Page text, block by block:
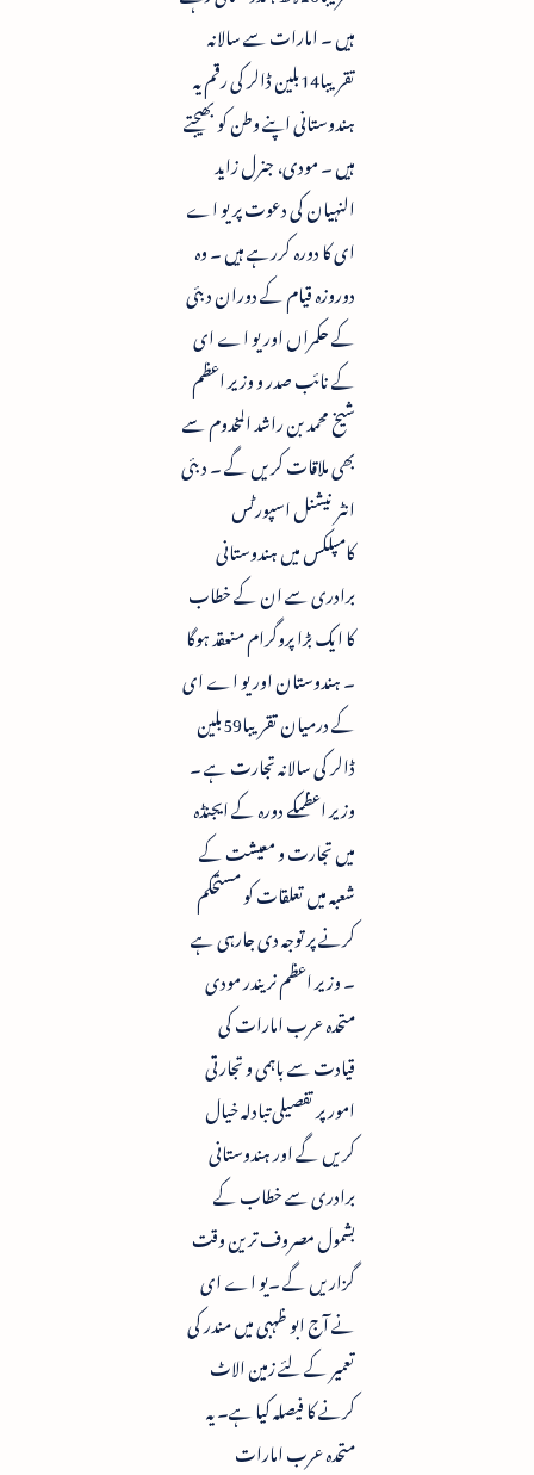
ہیں ۔ امارات سے سالانہ
تقریبا14بلین ڈالر کی رقم یہ
ہندوستانی اپنے وطن کو بھیجتے
ہیں ۔ مودی، جنرل زاید
النہیان کی دعوت پر یو اے
ای کا دورہ کررہے ہیں ۔ وہ
دوروزہ قیام کے دوران دبئی
کے حکمراں اور یو اے ای
کے نائب صدر و وزیر اعظم
شیخ محمد بن راشد المخدوم سے
بھی ملاقات کریں گے ۔ دبئی
انٹر نیشنل اسپورٹس
کامپلکس میں ہندوستانی
برادری سے ان کے خطاب
کا ایک بڑا پروگرام منعقد ہوگا
۔ ہندوستان اور یو اے ای
کے درمیان تقریبا59بلین
ڈالر کی سالانہ تجارت ہے ۔
وزیر اعظمکے دورہ کے ایجنڈہ
میں تجارت و معیشت کے
شعبہ میں تعلقات کو مستحکم
کرنے پر توجہ دی جارہی ہے
۔ وزیر اعظم نریندر مودی
متحدہ عرب امارات کی
قیادت سے باہمی و تجارتی
امور پر تفصیلی تبادلہ خیال
کریں گے اور ہندوستانی
برادری سے خطاب کے
بشمول مصروف ترین وقت
گزاریں گے ۔یو اے ای
نے آج ابو ظہبی میں مندر کی
تعمیر کے لئے زمین الاٹ
کرنے کا فیصلہ کیا ہے۔ یہ
متحدہ عرب امارات